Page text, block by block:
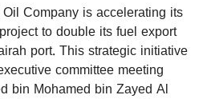
Company is accelerating its
to double its fuel export
port. This strategic initiative
committee meeting
bin Mohamed bin Zayed Al